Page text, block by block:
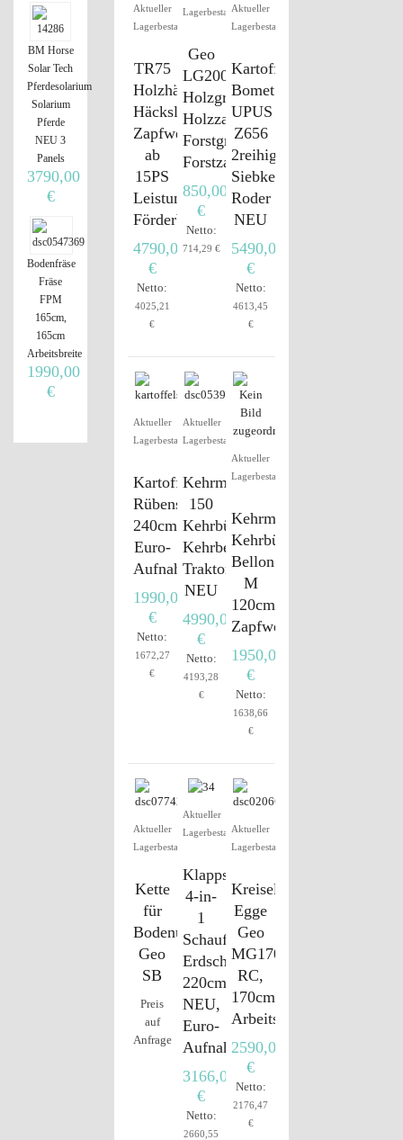
Aktueller
Lagerbestand
TR75
Holzhäcksler,
Häcksler,
Zapfwellenantrieb,
ab
15PS
Leistung,
Förderband
4790,00
€
Netto:
4025,21
€
Lagerbestand
Geo
LG2000,
Holzgreifer,
Holzzange,
Forstgreifer,
Forstzange
850,00
€
Netto:
714,29 €
Aktueller
Lagerbestand
Kartoffelroder
Bomet
UPUS
Z656
2reihig
Siebkettenroder
Roder
NEU
5490,00
€
Netto:
4613,45
€
Aktueller
Lagerbestand
Kartoffelschaufel,
Rübenschaufel,
240cm,
Euro-
Aufnahme
1990,00
€
Netto:
1672,27
€
Aktueller
Lagerbestand
Kehrmaschine
150
Kehrbürste
Kehrbesen
Traktor
NEU
4990,00
€
Netto:
4193,28
€
Aktueller
Lagerbestand
Kehrmaschine,
Kehrbürste
Bellon
M
120cm,
Zapfwelle
1950,00
€
Netto:
1638,66
€
Aktueller
Lagerbestand
Kette
für
Bodenumkehrfräse
Geo
SB
Preis
auf
Anfrage
Aktueller
Lagerbestand
Klappschaufel
4-in-
1
Schaufel
Erdschaufel
220cm
NEU,
Euro-
Aufnahme
3166,05
€
Netto:
2660,55
Aktueller
Lagerbestand
Kreiselegge,
Egge
Geo
MG170
RC,
170cm
Arbeitsbreite
2590,00
€
Netto:
2176,47
€
BM Horse
Solar Tech
Pferdesolarium
Solarium
Pferde
NEU 3
Panels
3790,00
€
Bodenfräse
Fräse
FPM
165cm,
165cm
Arbeitsbreite
1990,00
€